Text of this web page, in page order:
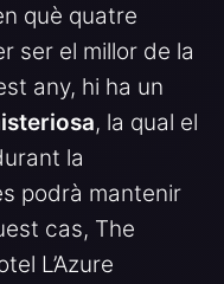
què quatre
ser el millor de la
any, hi ha un
, la qual el
la
podrà mantenir
cas, The
L’Azure